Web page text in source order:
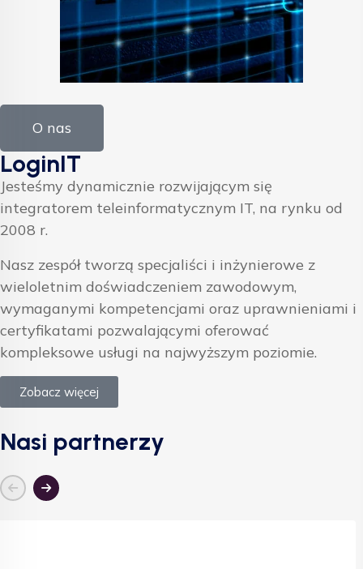
O nas
LoginIT
Jesteśmy dynamicznie rozwijającym się
integratorem teleinformatycznym IT, na rynku od
2008 r.
Nasz zespół tworzą specjaliści i inżynierowe z
wieloletnim doświadczeniem zawodowym,
wymaganymi kompetencjami oraz uprawnieniami i
certyfikatami pozwalającymi oferować
kompleksowe usługi na najwyższym poziomie.
Zobacz więcej
Nasi partnerzy